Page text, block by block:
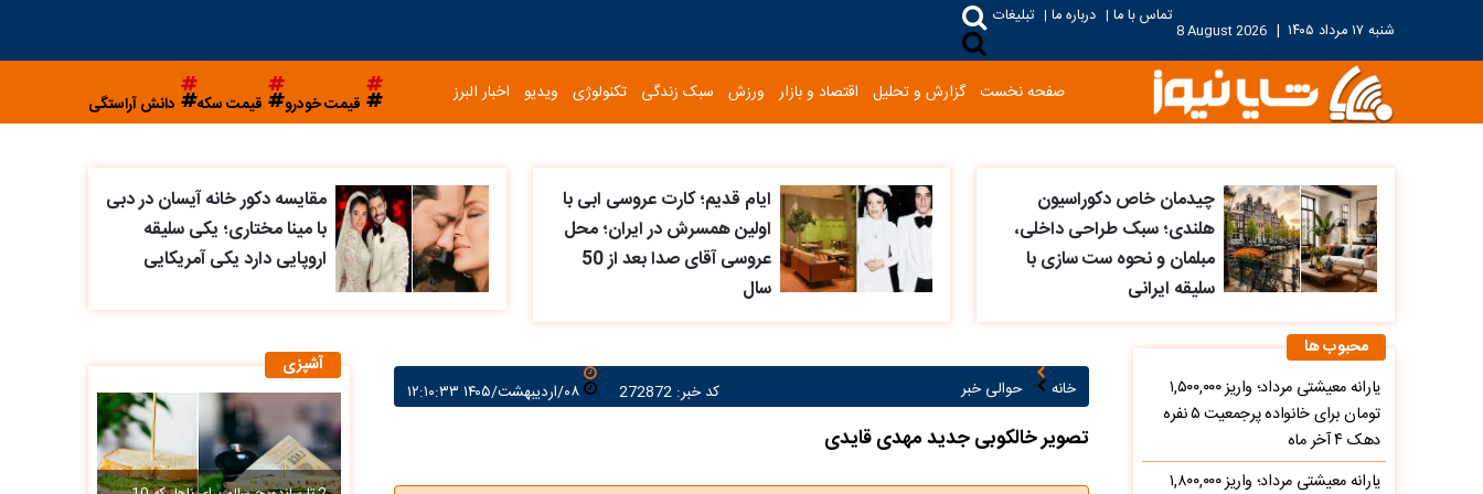
شنبه ۱۷ مرداد ۱۴۰۵ |
8 August 2026
تماس با ما | درباره ما | تبلیغات
صفحه نخست گزارش و تحلیل اقتصاد و بازار ورزش سبک زندگی تکنولوژی ویدیو اخبار البرز
قیمت خودرو قیمت سکه دانش آراستگی
چیدمان خاص دکوراسیون
هلندی؛ سبک طراحی داخلی،
مبلمان و نحوه ست سازی با
سلیقه ایرانی
ایام قدیم؛ کارت عروسی ابی با
اولین همسرش در ایران؛ محل
عروسی آقای صدا بعد از 50
سال
مقایسه دکور خانه آیسان در دبی
با مینا مختاری؛ یکی سلیقه
اروپایی دارد یکی آمریکایی
خانه حوالی خبر کد خبر: 272872 ۰۸/اردیبهشت/۱۴۰۵ ۱۲:۱۰:۳۳
تصویر خالکوبی جدید مهدی قایدی
آشپزی
محبوب ها
یارانه معیشتی مرداد؛ واریز ۱,۵۰۰,۰۰۰
تومان برای خانواده پرجمعیت ۵ نفره
دهک ۴ آخر ماه
یارانه معیشتی مرداد؛ واریز ۱,۸۰۰,۰۰۰